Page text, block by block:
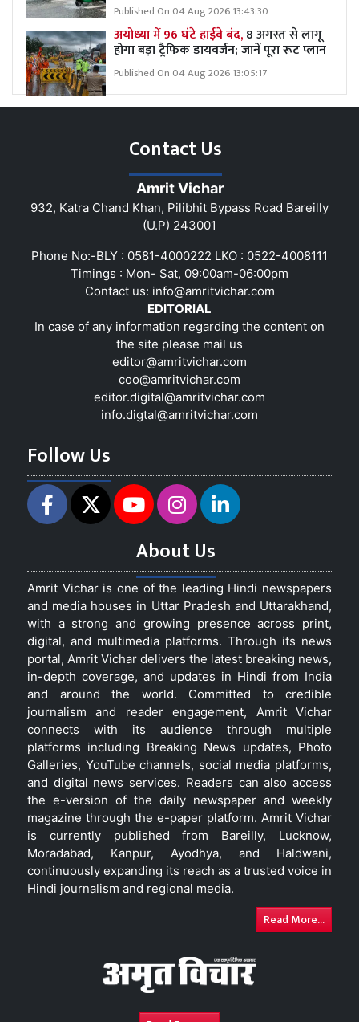
Published On 04 Aug 2026 13:43:30
अयोध्या में 96 घंटे हाईवे बंद,8 अगस्त से लागू
होगा बड़ा ट्रैफिक डायवर्जन; जानें पूरा रूट प्लान
Published On 04 Aug 2026 13:05:17
Contact Us
Amrit Vichar
932, Katra Chand Khan, Pilibhit Bypass Road Bareilly
(U.P) 243001
Phone No:-BLY : 0581-4000222 LKO : 0522-4008111
Timings : Mon- Sat, 09:00am-06:00pm
Contact us: info@amritvichar.com
EDITORIAL
In case of any information regarding the content on
the site please mail us
editor@amritvichar.com
coo@amritvichar.com
editor.digital@amritvichar.com
info.digtal@amritvichar.com
Follow Us
About Us
Amrit Vichar is one of the leading Hindi newspapers
and media houses in Uttar Pradesh and Uttarakhand,
with a strong and growing presence across print,
digital, and multimedia platforms. Through its news
portal, Amrit Vichar delivers the latest breaking news,
in-depth coverage, and updates in Hindi from India
and around the world. Committed to credible
journalism and reader engagement, Amrit Vichar
connects with its audience through multiple
platforms including Breaking News updates, Photo
Galleries, YouTube channels, social media platforms,
and digital news services. Readers can also access
the e-version of the daily newspaper and weekly
magazine through the e-paper platform. Amrit Vichar
is currently published from Bareilly, Lucknow,
Moradabad, Kanpur, Ayodhya, and Haldwani,
continuously expanding its reach as a trusted voice in
Hindi journalism and regional media.
Read More...